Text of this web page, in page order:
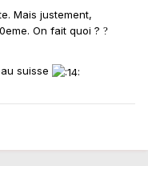
Mais justement,
On fait quoi ? ?
suisse